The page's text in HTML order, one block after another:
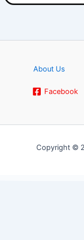
About Us
Facebook
Copyright ©